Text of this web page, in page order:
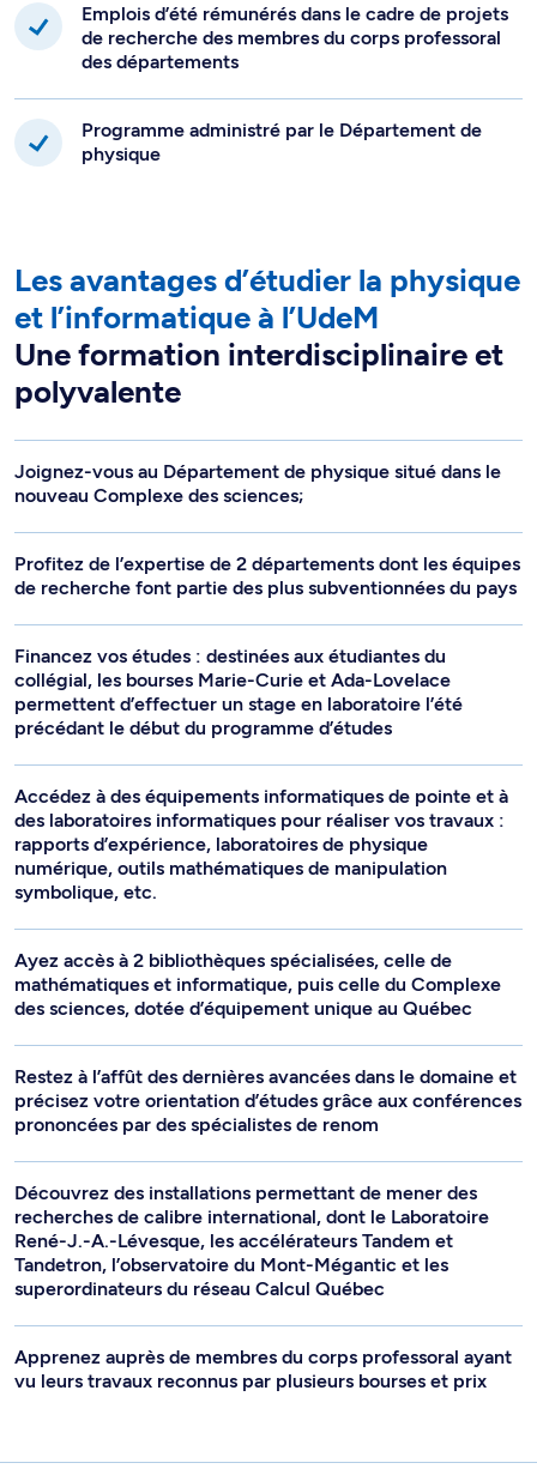
Emplois d’été rémunérés dans le cadre de projets
de recherche des membres du corps professoral
des départements
Programme administré par le Département de
physique
Les avantages d’étudier la physique
et l’informatique à l’UdeM
Une formation interdisciplinaire et
polyvalente
Joignez-vous au Département de physique situé dans le
nouveau Complexe des sciences;
Profitez de l’expertise de 2 départements dont les équipes
de recherche font partie des plus subventionnées du pays
Financez vos études : destinées aux étudiantes du
collégial, les bourses Marie-Curie et Ada-Lovelace
permettent d’effectuer un stage en laboratoire l’été
précédant le début du programme d’études
Accédez à des équipements informatiques de pointe et à
des laboratoires informatiques pour réaliser vos travaux :
rapports d’expérience, laboratoires de physique
numérique, outils mathématiques de manipulation
symbolique, etc.
Ayez accès à 2 bibliothèques spécialisées, celle de
mathématiques et informatique, puis celle du Complexe
des sciences, dotée d’équipement unique au Québec
Restez à l’affût des dernières avancées dans le domaine et
précisez votre orientation d’études grâce aux conférences
prononcées par des spécialistes de renom
Découvrez des installations permettant de mener des
recherches de calibre international, dont le Laboratoire
René-J.-A.-Lévesque, les accélérateurs Tandem et
Tandetron, l’observatoire du Mont-Mégantic et les
superordinateurs du réseau Calcul Québec
Apprenez auprès de membres du corps professoral ayant
vu leurs travaux reconnus par plusieurs bourses et prix